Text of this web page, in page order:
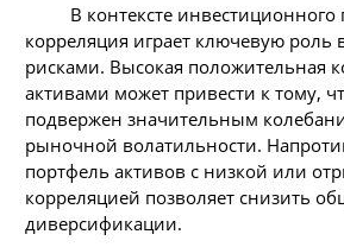
В контексте инвестиционного
корреляция играет ключевую роль
рисками. Высокая положительная
активами может привести к тому,
подвержен значительным
рыночной волатильности.
портфель активов с низкой или
корреляцией позволяет снизить
диверсификации.